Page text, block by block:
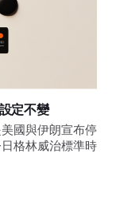
定不變
國與伊朗宣布停
格林威治標準時